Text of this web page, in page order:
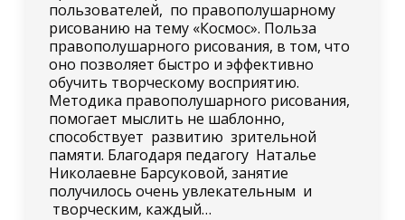
пользователей, по правополушарному
рисованию на тему «Космос». Польза
правополушарного рисования, в том, что
оно позволяет быстро и эффективно
обучить творческому восприятию.
Методика правополушарного рисования,
помогает мыслить не шаблонно,
способствует развитию зрительной
памяти. Благодаря педагогу Наталье
Николаевне Барсуковой, занятие
получилось очень увлекательным и
творческим, каждый…